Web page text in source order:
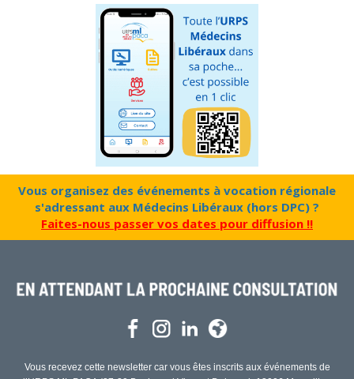
Vous organisez des événements à vocation régionale
s'adressant aux Médecins Libéraux (hors DPC) ?
Faites-nous passer vos dates pour diffusion !!
Vous recevez cette newsletter car vous êtes inscrits aux événements de